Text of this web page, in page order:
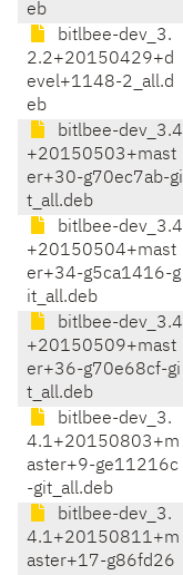
eb
bitlbee-dev_3.
2.2+20150429+d
evel+1148-2_all.d
eb
bitlbee-dev_3.4
+20150503+mast
er+30-g70ec7ab-gi
t_all.deb
bitlbee-dev_3.4
+20150504+mast
er+34-g5ca1416-g
it_all.deb
bitlbee-dev_3.4
+20150509+mast
er+36-g70e68cf-gi
t_all.deb
bitlbee-dev_3.
4.1+20150803+m
aster+9-ge11216c
-git_all.deb
bitlbee-dev_3.
4.1+20150811+m
aster+17-g86fd26